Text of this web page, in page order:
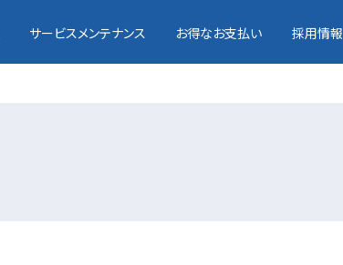
サービスメンテナンス お得なお支払い 採用情報